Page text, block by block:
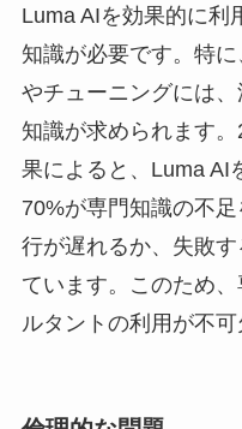
Luma AIを効果的に利
知識が必要です。特
やチューニングには
知識が求められます
果によると、Luma AI
70%が専門知識の不
行が遅れるか、失敗
ています。このため
ルタントの利用が不可